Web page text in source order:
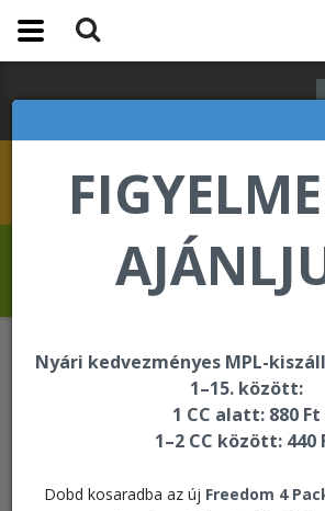
Nyári kedvezményes MPL-
1–15. között:
1 CC alatt: 880 Ft
1–2 CC között: 440
Dobd kosaradba az új Freedom 4
Banjo Oluseun
Forever Living
Oktatási és segédanyagok
Kézikönyv, munkafüzet
Kézikönyv,